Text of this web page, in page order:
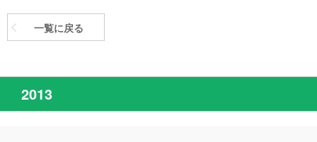
一覧に戻る
2013